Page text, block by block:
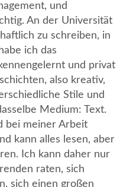
und
An der Universität
zu schreiben, in
ich das
und privat
also kreativ,
Stile und
Medium: Text.
bei meiner Arbeit
kann alles lesen, aber
Ich kann daher nur
raten, sich
sich einen großen